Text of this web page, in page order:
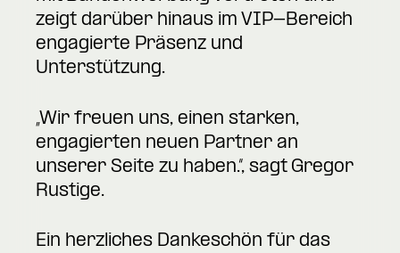
zeigt darüber hinaus im VIP-Bereich
engagierte Präsenz und
Unterstützung.
„Wir freuen uns, einen starken,
engagierten neuen Partner an
unserer Seite zu haben.“, sagt Gregor
Rustige.
Ein herzliches Dankeschön für das